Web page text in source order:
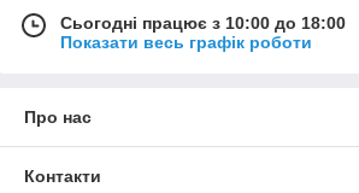
Сьогодні працює з 10:00 до 18:00
Показати весь графік роботи
Про нас
Контакти